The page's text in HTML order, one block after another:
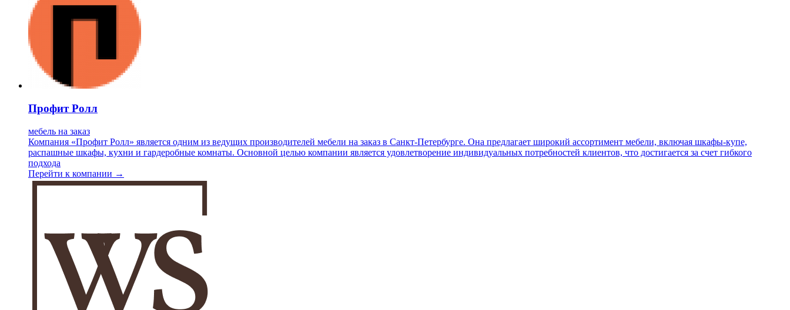
Профит Ролл
мебель на заказ
Компания «Профит Ролл» является одним из ведущих производителей мебели на заказ в Санкт-Петербурге. Она предлагает широкий ассортимент мебели, включая шкафы-купе,
распашные шкафы, кухни и гардеробные комнаты. Основной целью компании является удовлетворение индивидуальных потребностей клиентов, что достигается за счет гибкого
подхода
Перейти к компании →